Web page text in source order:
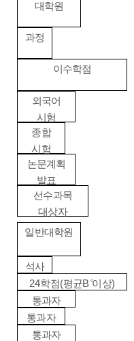
대학원
과정
이수학점
외국어
시험
종합
시험
논문계획
발표
선수과목
대상자
일반대학원
석사
24학점(평균B이상)
통과자
통과자
통과자